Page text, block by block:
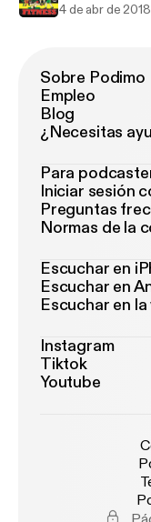
4 de abr de 2018
Sobre Podimo
Empleo
Blog
¿Necesitas
Para
Iniciar sesión
Preguntas
Normas de la
Escuchar en
Escuchar en
Escuchar en
Instagram
Tiktok
Youtube